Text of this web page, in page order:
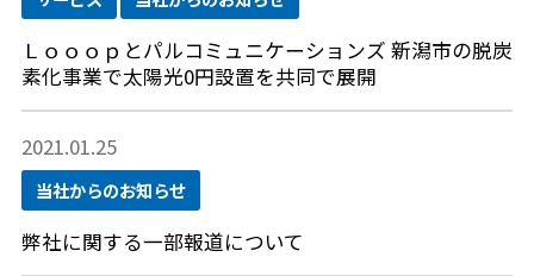
Ｌｏｏｏｐとパルコミュニケーションズ 新潟市の脱炭
素化事業で太陽光0円設置を共同で展開
2021.01.25
当社からのお知らせ
弊社に関する一部報道について